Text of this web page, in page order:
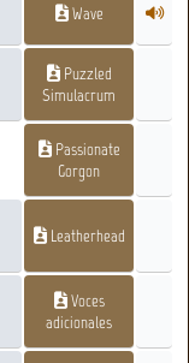
Wave
Puzzled
Simulacrum
Passionate
Gorgon
Leatherhead
Voces
adicionales